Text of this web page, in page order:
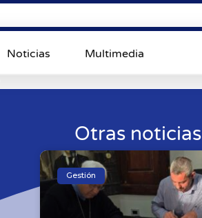
Noticias Multimedia
Otras noticias
Gestión